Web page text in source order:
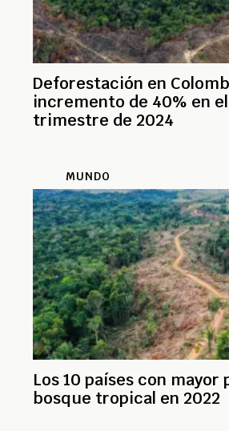
Deforestación en
incremento de 40% en
trimestre de 2024
MUNDO
Los 10 países con mayor
bosque tropical en 2022